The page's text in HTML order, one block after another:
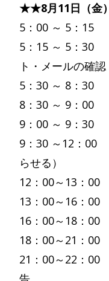
★★8月11日（金
5：00 ～ 5：15
5：15 ～ 5：30
ト・メールの確認
5：30 ～ 8：30
8：30 ～ 9：
9：00 ～ 9：30
9：30 ～12：00
らせる）
12：00～13：
13：00～16：
16：00～18：
18：00～21：
21：00～22：